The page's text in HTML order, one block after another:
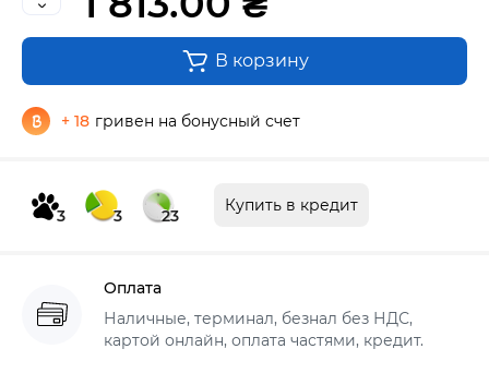
В корзину
+ 18 гривен на бонусный счет
3 3 23
Купить в кредит
Оплата
Наличные, терминал, безнал без НДС,
картой онлайн, оплата частями, кредит.